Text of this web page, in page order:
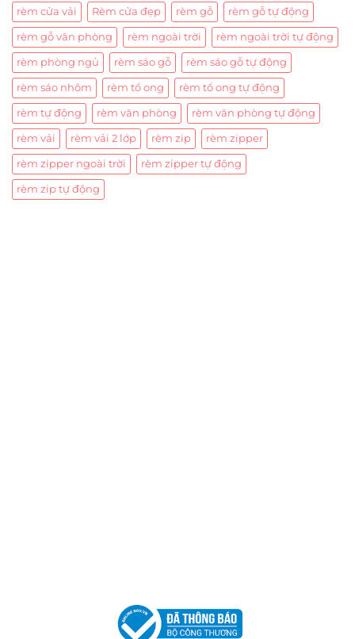
rèm cửa vải Rèm cửa đẹp rèm gỗ rèm gỗ tự động
rèm gỗ văn phòng rèm ngoài trời rèm ngoài trời tự động
rèm phòng ngủ rèm sáo gỗ rèm sáo gỗ tự động
rèm sáo nhôm rèm tổ ong rèm tổ ong tự động
rèm tự động rèm văn phòng rèm văn phòng tự động
rèm vải rèm vải 2 lớp rèm zip rèm zipper
rèm zipper ngoài trời rèm zipper tự động
rèm zip tự động